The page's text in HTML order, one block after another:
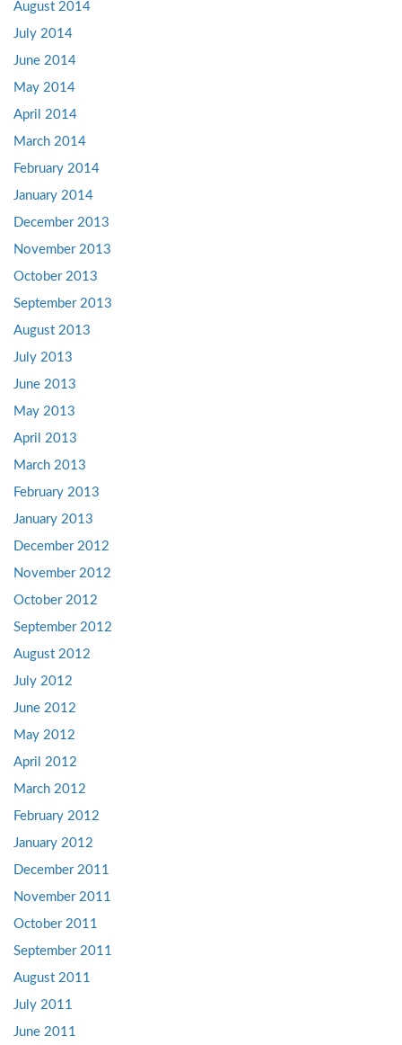
August 2014
July 2014
June 2014
May 2014
April 2014
March 2014
February 2014
January 2014
December 2013
November 2013
October 2013
September 2013
August 2013
July 2013
June 2013
May 2013
April 2013
March 2013
February 2013
January 2013
December 2012
November 2012
October 2012
September 2012
August 2012
July 2012
June 2012
May 2012
April 2012
March 2012
February 2012
January 2012
December 2011
November 2011
October 2011
September 2011
August 2011
July 2011
June 2011